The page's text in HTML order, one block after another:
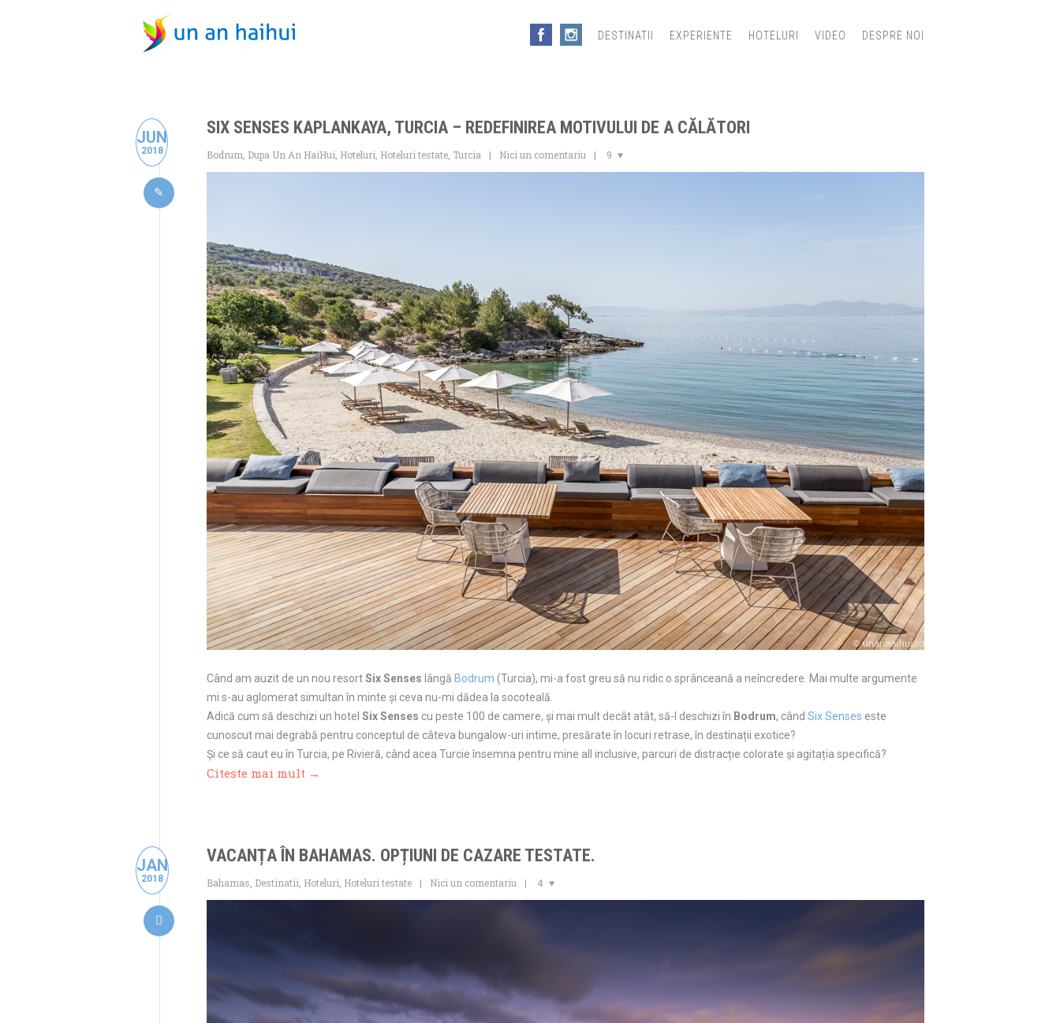
DESTINATII EXPERIENTE HOTELURI VIDEO DESPRE NOI
JUN
2018
SIX SENSES KAPLANKAYA, TURCIA – REDEFINIREA MOTIVULUI DE A CĂLĂTORI
Bodrum Dupa Un An HaiHui Hoteluri Hoteluri testate Turcia Nici un comentariu 9
Când am auzit de un nou resortSix Senses lângă Bodrum (Turcia), mi-a fost greu să nu ridic o sprânceană a neîncredere. Mai multe argumente
mi s-au aglomerat simultan în minte și ceva nu-mi dădea la socoteală.
Adică cum să deschizi un hotel Six Senses cu peste 100 de camere, și mai mult decât atât, să-l deschizi în Bodrum, când Six Senses este
cunoscut mai degrabă pentru conceptul de câteva bungalow-uri intime, presărate în locuri retrase, în destinații exotice?
Și ce să caut eu în Turcia, pe Rivieră, când acea Turcie însemna pentru mine all inclusive, parcuri de distracție colorate și agitația specifică?
Citeste mai mult →
JAN
2018
VACANȚA ÎN BAHAMAS. OPȚIUNI DE CAZARE TESTATE.
Bahamas Destinatii Hoteluri Hoteluri testate Nici un comentariu 4